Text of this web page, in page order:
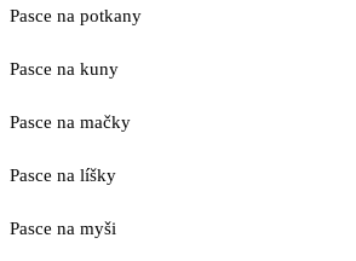
Pasce na potkany
Pasce na kuny
Pasce na mačky
Pasce na líšky
Pasce na myši